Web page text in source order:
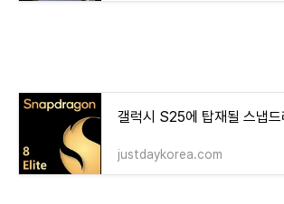
justdaykorea.com